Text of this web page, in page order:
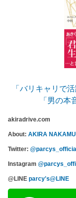
「バリキャリで
「男の本
akiradrive.com
About:AKIRA
Twitter:
Instagram
@LINEparcy's@LINE